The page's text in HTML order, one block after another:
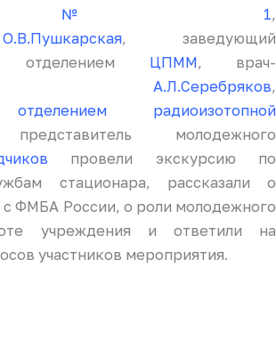
№ 1,
О.В.Пушкарская, заведующий
отделением ЦПММ, врач-
А.Л.Серебряков,
отделением радиоизотопной
молодежного
провели экскурсию по
стационара, рассказали о
с ФМБА России, о роли молодежного
учреждения и ответили на
участников мероприятия.